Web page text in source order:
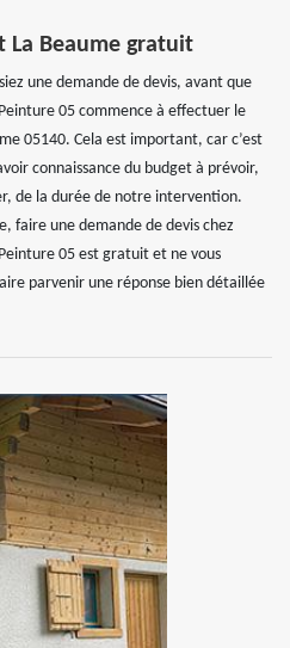
La Beaume gratuit
une demande de devis, avant que
05 commence à effectuer le
05140. Cela est important, car c’est
connaissance du budget à prévoir,
de la durée de notre intervention.
faire une demande de devis chez
05 est gratuit et ne vous
parvenir une réponse bien détaillée